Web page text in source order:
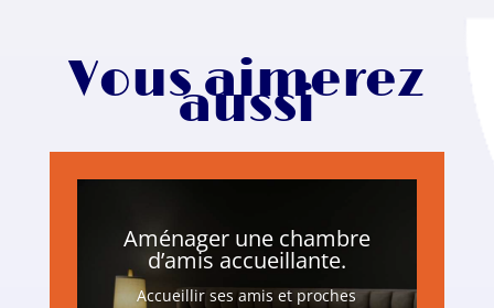
Vous aimerez
aussi
Aménager une chambre
d’amis accueillante.
Accueillir ses amis et proches